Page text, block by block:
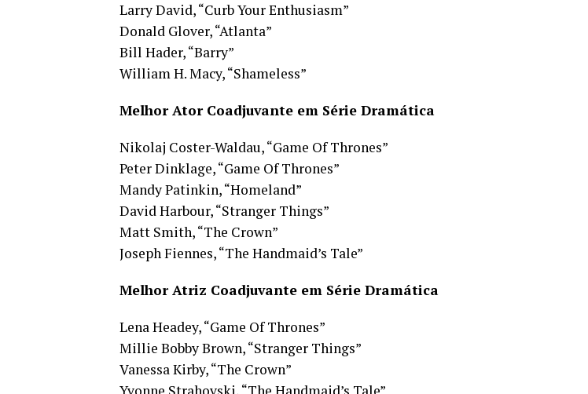
Larry David, “Curb Your Enthusiasm”
Donald Glover, “Atlanta”
Bill Hader, “Barry”
William H. Macy, “Shameless”
Melhor Ator Coadjuvante em Série Dramática
Nikolaj Coster-Waldau, “Game Of Thrones”
Peter Dinklage, “Game Of Thrones”
Mandy Patinkin, “Homeland”
David Harbour, “Stranger Things”
Matt Smith, “The Crown”
Joseph Fiennes, “The Handmaid’s Tale”
Melhor Atriz Coadjuvante em Série Dramática
Lena Headey, “Game Of Thrones”
Millie Bobby Brown, “Stranger Things”
Vanessa Kirby, “The Crown”